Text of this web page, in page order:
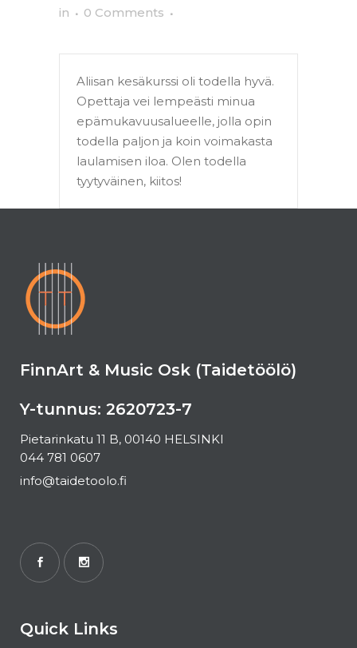
in 0 Comments
Aliisan kesäkurssi oli todella hyvä.
Opettaja vei lempeästi minua
epämukavuusalueelle, jolla opin
todella paljon ja koin voimakasta
laulamisen iloa. Olen todella
tyytyväinen, kiitos!
FinnArt & Music Osk (Taidetöölö)
Y-tunnus: 2620723-7
Pietarinkatu 11 B, 00140 HELSINKI
044 781 0607
info@taidetoolo.fi
Quick Links